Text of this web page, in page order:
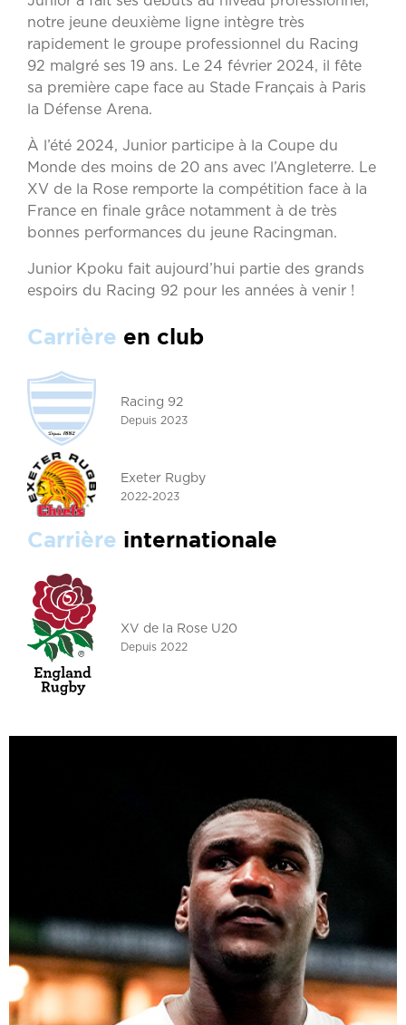
notre jeune deuxième ligne intègre très
rapidement le groupe professionnel du Racing
92 malgré ses 19 ans. Le 24 février 2024, il fête
sa première cape face au Stade Français à Paris
la Défense Arena.
À l’été 2024, Junior participe à la Coupe du
Monde des moins de 20 ans avec l’Angleterre. Le
XV de la Rose remporte la compétition face à la
France en finale grâce notamment à de très
bonnes performances du jeune Racingman.
Junior Kpoku fait aujourd’hui partie des grands
espoirs du Racing 92 pour les années à venir !
Carrière en club
Racing 92
Depuis 2023
Exeter Rugby
2022-2023
Carrière internationale
XV de la Rose U20
Depuis 2022